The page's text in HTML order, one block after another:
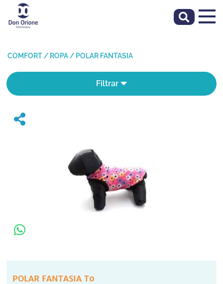
COMFORT / ROPA / POLAR FANTASIA
Filtrar
POLAR FANTASIA T0